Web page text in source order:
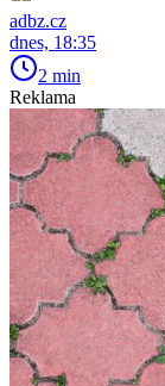
adbz.cz
dnes, 18:35
2 min
Reklama